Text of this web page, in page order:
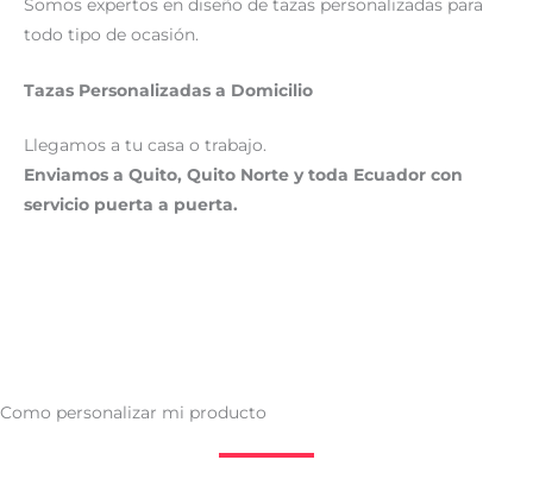
Somos expertos en diseño de tazas personalizadas para
todo tipo de ocasión.
Tazas Personalizadas a Domicilio
Llegamos a tu casa o trabajo.
Enviamos a Quito, Quito Norte y toda Ecuador con
servicio puerta a puerta.
Como personalizar mi producto